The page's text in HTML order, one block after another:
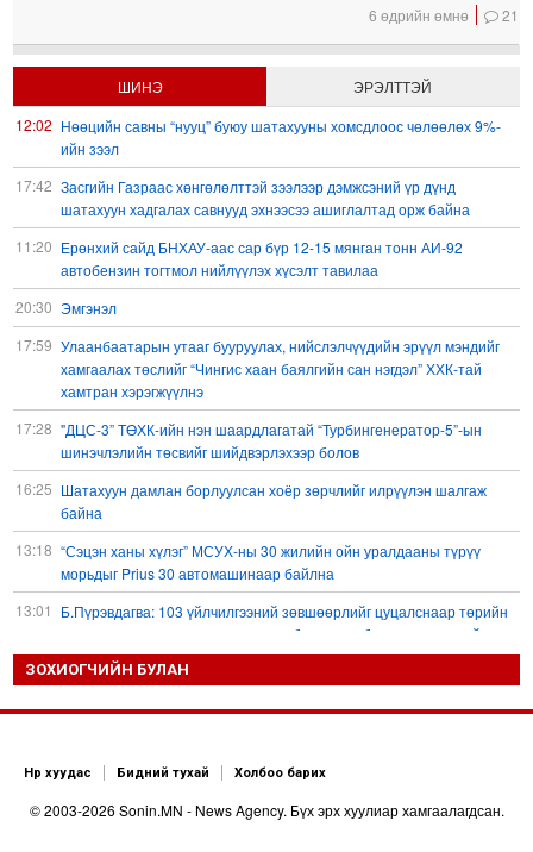
6 өдрийн өмнө 21
ШИНЭ
ЭРЭЛТТЭЙ
12:02 Нөөцийн савны “нууц” буюу шатахууны хомсдлоос чөлөөлөх 9%-
ийн зээл
17:42 Засгийн Газраас хөнгөлөлттэй зээлээр дэмжсэний үр дүнд
шатахуун хадгалах савнууд эхнээсээ ашиглалтад орж байна
11:20 Ерөнхий сайд БНХАУ-аас сар бүр 12-15 мянган тонн АИ-92
автобензин тогтмол нийлүүлэх хүсэлт тавилаа
20:30 Эмгэнэл
17:59 Улаанбаатарын утааг бууруулах, нийслэлчүүдийн эрүүл мэндийг
хамгаалах төслийг “Чингис хаан баялгийн сан нэгдэл” ХХК-тай
хамтран хэрэгжүүлнэ
17:28 "ДЦС-3” ТӨХК-ийн нэн шаардлагатай “Турбингенератор-5”-ын
шинэчлэлийн төсвийг шийдвэрлэхээр болов
16:25 Шатахуун дамлан борлуулсан хоёр зөрчлийг илрүүлэн шалгаж
байна
13:18 “Сэцэн ханы хүлэг” МСУХ-ны 30 жилийн ойн уралдааны түрүү
морьдыг Prius 30 автомашинаар байлна
13:01
Б.Пүрэвдагва: 103 үйлчилгээний зөвшөөрлийг цуцалснаар төрийн
хүнд суртал, олон шат дамжлагыг бууруулж, бизнесээ саадгүй
өргөжүүлэх боломжтой боллоо
шийдвэрлэхийг хүсвэл зэвсэг нийлүүлэхээ зогсоох ёстой гэжээ
сургуулилалт боллоо
11:54 Д.Трамп: АНУ сум, зэвсгийн нөөцөө нэмэгдүүлэх шаардлагатай
ЗОХИОГЧИЙН БУЛАН
Нүүр хуудас Бидний тухай Холбоо барих
© 2003-2026 Sonin.MN - News Agency. Бүх эрх хуулиар хамгаалагдсан.